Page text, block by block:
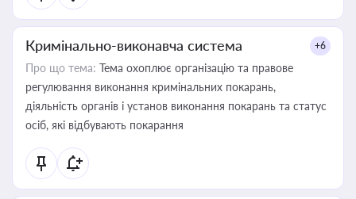
Кримінально-виконавча система +6
Про що тема: Тема охоплює організацію та правове
регулювання виконання кримінальних покарань,
діяльність органів і установ виконання покарань та статус
осіб, які відбувають покарання